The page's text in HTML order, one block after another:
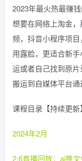
2023年最火热最赚
想要在网络上淘金
频，抖音小程序项
用露脸，更适合新
运或者自己找到原
搬运到自媒体平台通
课程目录【持续更新
2024年2月
2.6直播回放：ai推